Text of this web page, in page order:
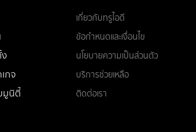
กจ
มูนิตี้
เกี่ยวกับทรูไอดี
ข้อกำหนดและเงื่อนไข
นโยบายความเป็นส่วนตัว
บริการช่วยเหลือ
ติดต่อเรา